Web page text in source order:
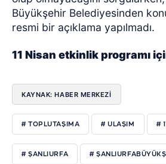
Büyükşehir Belediyesinden
resmi bir açıklama yapılmadı.
11 Nisan etkinlik programı
KAYNAK: HABER MERKEZI
# TOPLUTAŞIMA # ULAŞIM #
# ŞANLIURFA #